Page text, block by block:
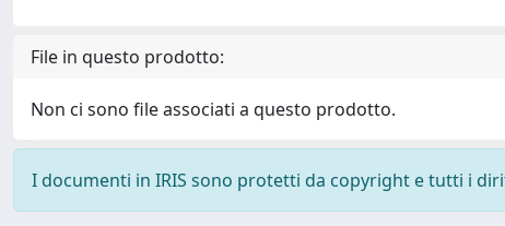
File in questo prodotto:
Non ci sono file associati a questo prodotto.
I documenti in IRIS sono protetti da copyright e tutti i